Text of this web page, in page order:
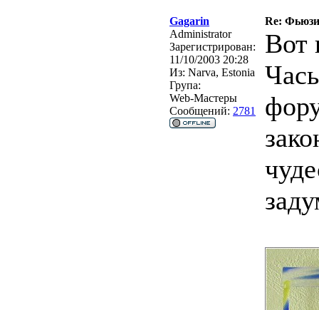
Gagarin
Re:
Administrator
Зарегистрирован:
11/10/2003 20:28
Из: Narva, Estonia
Група:
Web-Мастеры
Сообщений: 2781
Вот